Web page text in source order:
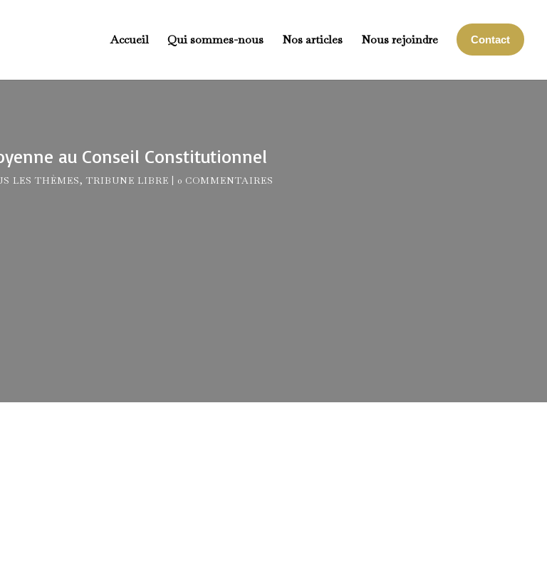
Accueil Qui sommes-nous Nos articles Nous rejoindre Contact
au Conseil Constitutionnel
LES THÈMES, TRIBUNE LIBRE 0 COMMENTAIRES